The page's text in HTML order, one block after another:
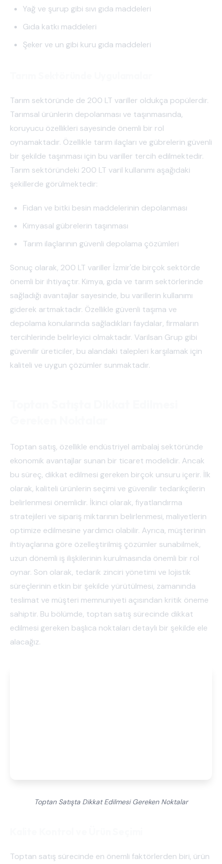
Yağ ve şurup gibi sıvı gıda maddeleri
Gıda katkı maddeleri
Şeker ve un gibi kuru gıda maddeleri
Tarım sektöründe de 200 LT variller oldukça popülerdir.
Tarımsal ürünlerin depolanması ve taşınmasında,
koruyucu özellikleri sayesinde önemli bir rol
oynamaktadır. Özellikle tarım ilaçları ve gübrelerin güvenli
bir şekilde taşınması için bu variller tercih edilmektedir.
Tarım sektöründeki 200 LT varil kullanımı aşağıdaki
şekillerde görülmektedir:
Fidan ve bitki besin maddelerinin depolanması
Kimyasal gübrelerin taşınması
Tarım ilaçlarının güvenli depolama çözümleri
Sonuç olarak, 200 LT variller İzmir'de birçok sektörde
önemli bir ihtiyaçtır. Kimya, gıda ve tarım sektörlerinde
sağladığı avantajlar sayesinde, bu varillerin kullanımı
giderek artmaktadır. Özellikle güvenli taşıma ve
depolama konularında sağladıkları faydalar, firmaların
tercihlerinde belirleyici olmaktadır. Varilsan Grup gibi
güvenilir üreticiler, bu alandaki talepleri karşılamak için
kaliteli ve uygun çözümler sunmaktadır.
Toptan satış, özellikle endüstriyel ambalaj sektöründe
ekonomik avantajlar sunan bir ticaret modelidir. Ancak
bu süreç, dikkat edilmesi gereken birçok unsuru içerir. İlk
olarak, kaliteli ürünlerin seçimi ve güvenilir tedarikçilerin
belirlenmesi önemlidir. İkinci olarak, fiyatlandırma
stratejileri ve sipariş miktarının belirlenmesi, maliyetlerin
optimize edilmesine yardımcı olabilir. Ayrıca, müşterinin
ihtiyaçlarına göre özelleştirilmiş çözümler sunabilmek,
uzun dönemli iş ilişkilerinin kurulmasında önemli bir rol
oynar. Son olarak, tedarik zinciri yönetimi ve lojistik
süreçlerinin etkin bir şekilde yürütülmesi, zamanında
teslimat ve müşteri memnuniyeti açısından kritik öneme
sahiptir. Bu bölümde, toptan satış sürecinde dikkat
edilmesi gereken başlıca noktaları detaylı bir şekilde ele
alacağız.
Toptan Satışta Dikkat Edilmesi Gereken Noktalar
Toptan satış sürecinde en önemli faktörlerden biri, ürün